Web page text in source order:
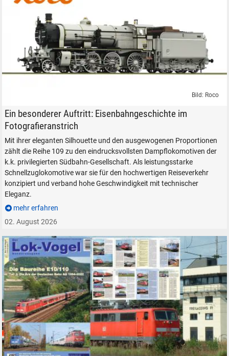
Roco Dampflokomotive Rh 109 Südbahn H0 1:87 Fotoanstrich Fotolack
Bild: Roco
Ein besonderer Auftritt: Eisenbahngeschichte im
Fotografieranstrich
Mit ihrer eleganten Silhouette und den ausgewogenen Proportionen
zählt die Reihe 109 zu den eindrucksvollsten Dampflokomotiven der
k.k. privilegierten Südbahn-Gesellschaft. Als leistungsstarke
Schnellzuglokomotive war sie für den hochwertigen Reiseverkehr
konzipiert und verband hohe Geschwindigkeit mit technischer
Eleganz.
mehr erfahren
02. August 2026
Durchsuchen
alles
Suche ...
suchen Abbrechen